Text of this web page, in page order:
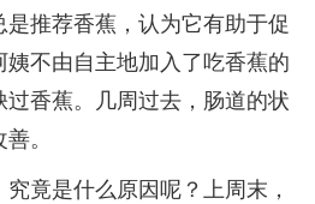
推荐香蕉，认为它有助于促
不由自主地加入了吃香蕉的
香蕉。几周过去，肠道的状
。
竟是什么原因呢？上周末，